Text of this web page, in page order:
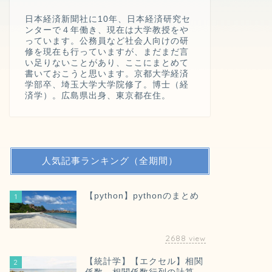
日本経済新聞社に10年、日本経済研究セ
ンターで４年働き、現在は大学教授をや
っています。公務員など社会人向けの研
修を現在も行っていますが、まだまだ言
い足りないことがあり、ここにまとめて
書いておこうと思います。京都大学経済
学部卒、埼玉大学大学院修了。博士（経
済学）。広島県出身、東京都在住。
人気記事ランキング（全期間）
1 【python】pythonのまとめ
2688 view
2
【統計学】【エクセル】相関